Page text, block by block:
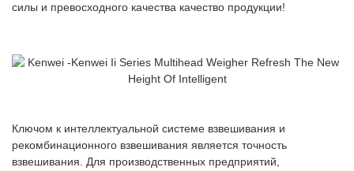
силы и превосходного качества качество продукции!
Ключом к интеллектуальной системе взвешивания и
рекомбинационного взвешивания является точность
взвешивания. Для производственных предприятий,